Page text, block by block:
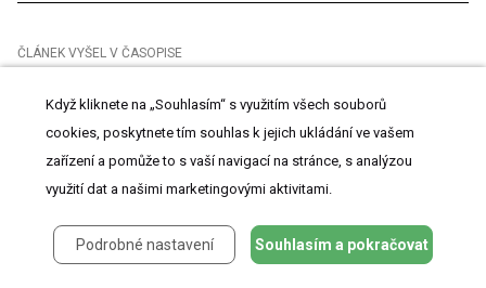
ČLÁNEK VYŠEL V ČASOPISE
2017
Číslo
Když kliknete na „Souhlasím“ s využitím všech souborů
cookies, poskytnete tím souhlas k jejich ukládání ve vašem
zařízení a pomůže to s vaší navigací na stránce, s analýzou
využití dat a našimi marketingovými aktivitami.
Podrobné nastavení Souhlasím a pokračovat